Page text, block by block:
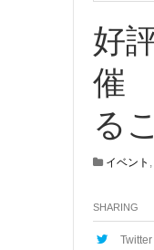
好
催
る
イベント ,
SHARING
Twitter